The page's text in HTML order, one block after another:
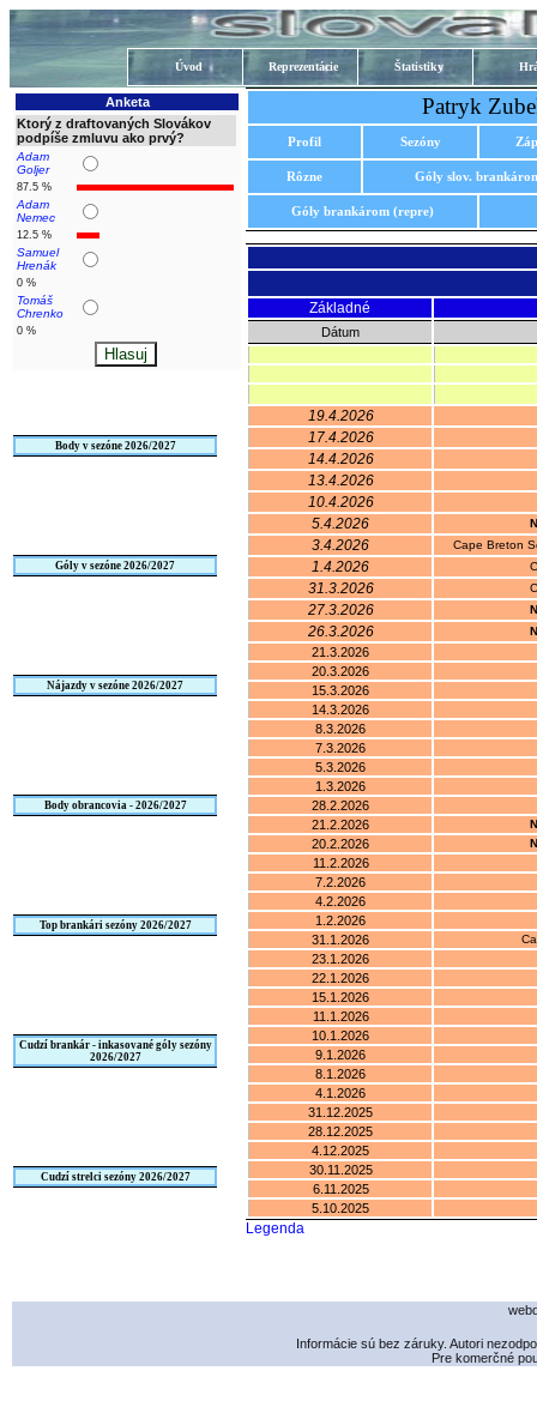
Úvod Reprezentácie Štatistiky
Anketa
Ktorý z draftovaných Slovákov
podpíše zmluvu ako prvý?
Adam
Goljer
87.5 %
Adam
Nemec
12.5 %
Samuel
Hrenák
0 %
Tomáš
Chrenko
0 %
Body v sezóne 2026/2027
Góly v sezóne 2026/2027
Nájazdy v sezóne 2026/2027
Body obrancovia - 2026/2027
Top brankári sezóny 2026/2027
Cudzí brankár - inkasované góly sezóny
2026/2027
Cudzí strelci sezóny 2026/2027
Patryk
Profil Sezóny
Rôzne Góly slov.
Góly brankárom (repre)
Základné
Dátum
19.4.2026
17.4.2026
14.4.2026
13.4.2026
10.4.2026
5.4.2026
3.4.2026 Cape Breton
1.4.2026
31.3.2026
27.3.2026
26.3.2026
21.3.2026
20.3.2026
15.3.2026
14.3.2026
8.3.2026
7.3.2026
5.3.2026
1.3.2026
28.2.2026
21.2.2026
20.2.2026
11.2.2026
7.2.2026
4.2.2026
1.2.2026
31.1.2026
23.1.2026
22.1.2026
15.1.2026
11.1.2026
10.1.2026
9.1.2026
8.1.2026
4.1.2026
31.12.2025
28.12.2025
4.12.2025
30.11.2025
6.11.2025
5.10.2025
Legenda
Informácie sú bez záruky. Autori
Pre komerčné